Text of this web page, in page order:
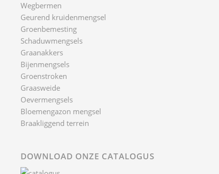
Wegbermen
Geurend kruidenmengsel
Groenbemesting
Schaduwmengsels
Graanakkers
Bijenmengsels
Groenstroken
Graasweide
Oevermengsels
Bloemengazon mengsel
Braakliggend terrein
DOWNLOAD ONZE CATALOGUS